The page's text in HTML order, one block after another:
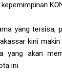
yang tersisa,
kini
yang akan
ini.